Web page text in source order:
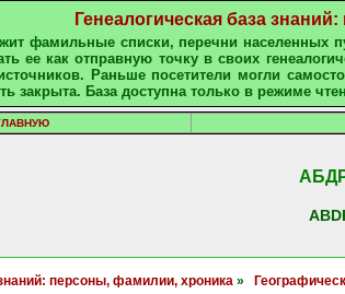
Генеалогическая база
фамильные списки, перечни населенных
ее как отправную точку в своих
Раньше посетители могли
закрыта. База доступна только в режиме
персоны, фамилии, хроника»